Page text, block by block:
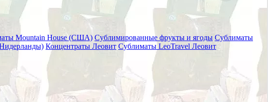
Mountain House (США) Сублимированные фрукты и ягоды Сублиматы
Концентраты Леовит Сублиматы LeoTravel Леовит